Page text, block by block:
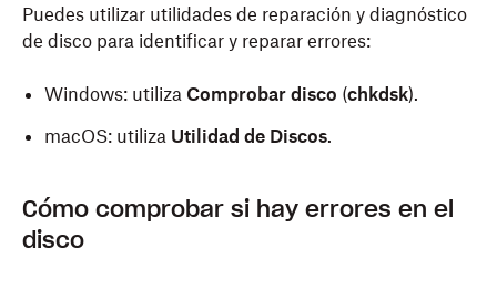
Puedes utilizar utilidades de reparación y diagnóstico
de disco para identificar y reparar errores:
Windows: utiliza Comprobar disco (chkdsk).
macOS: utiliza Utilidad de Discos.
Cómo comprobar si hay errores en el
disco